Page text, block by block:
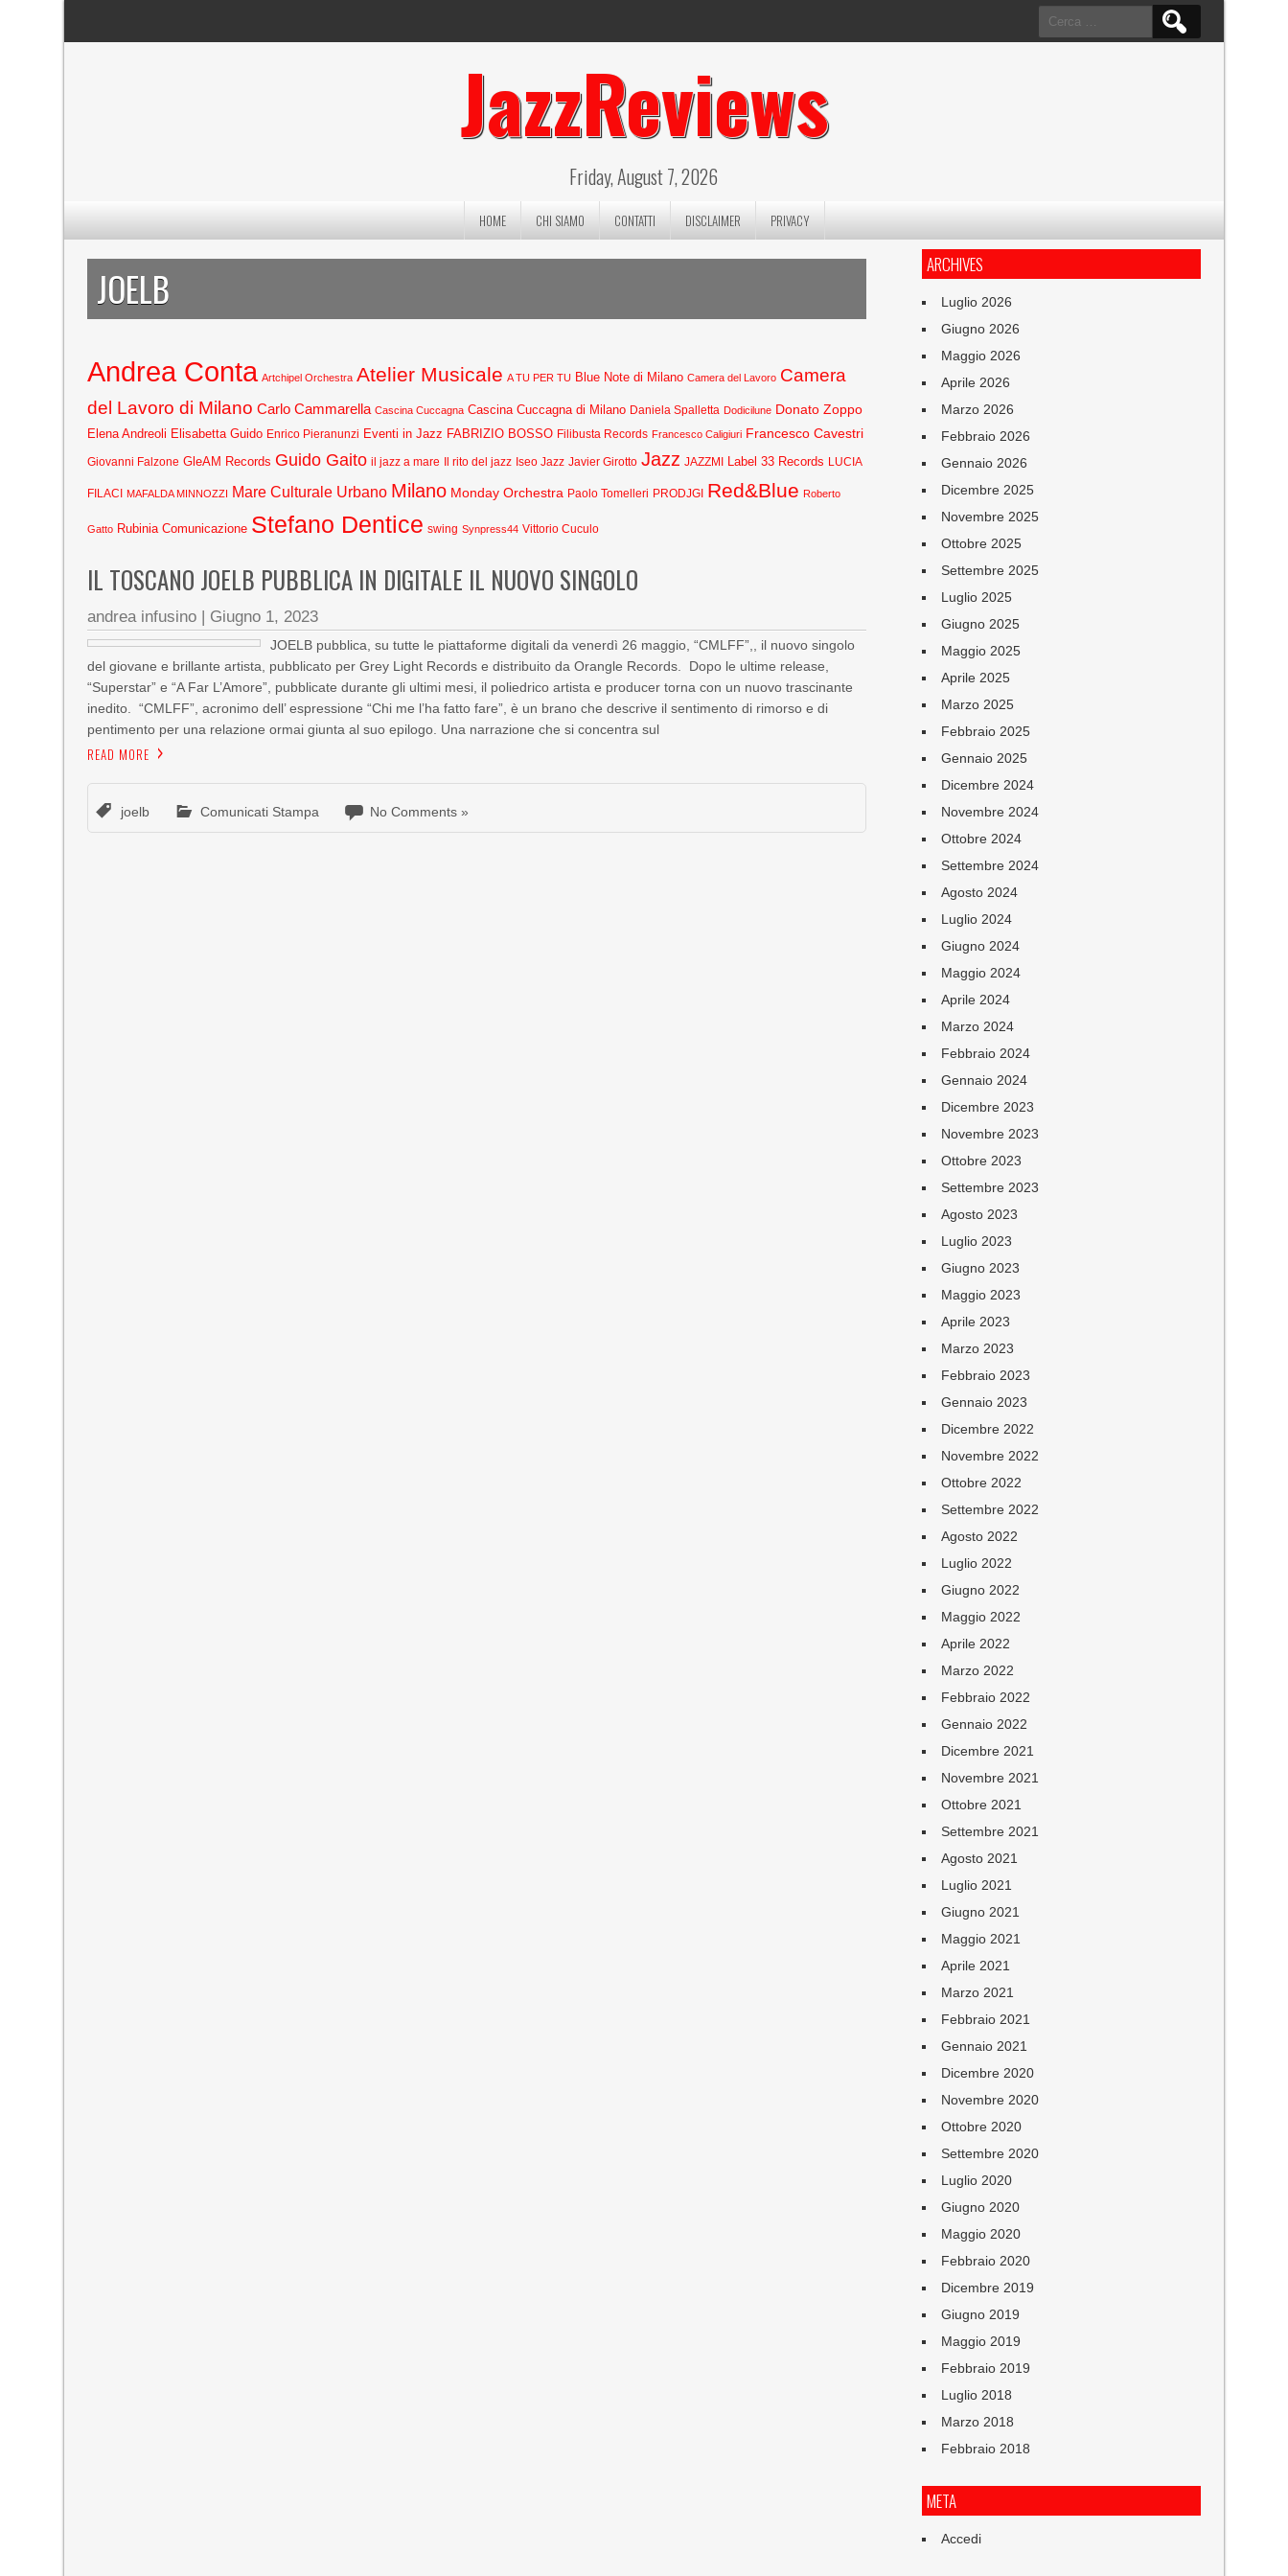
Ricerca
per:
JazzReviews
Friday, August 7, 2026
HOME CHI SIAMO CONTATTI DISCLAIMER PRIVACY
JOELB
Andrea Conta Artchipel Orchestra Atelier Musicale A TU PER TU Blue Note di Milano Camera del Lavoro Camera
del Lavoro di Milano Carlo Cammarella Cascina Cuccagna Cascina Cuccagna di Milano Daniela Spalletta Dodicilune Donato Zoppo
Elena Andreoli Elisabetta Guido Enrico Pieranunzi Eventi in Jazz FABRIZIO BOSSO Filibusta Records Francesco Caligiuri Francesco Cavestri
Giovanni Falzone GleAM Records Guido Gaito il jazz a mare Il rito del jazz Iseo Jazz Javier Girotto Jazz JAZZMI Label 33 Records LUCIA
FILACI MAFALDA MINNOZZI Mare Culturale Urbano Milano Monday Orchestra Paolo Tomelleri PRODJGI Red&Blue Roberto
Gatto Rubinia Comunicazione Stefano Dentice swing Synpress44 Vittorio Cuculo
IL TOSCANO JOELB PUBBLICA IN DIGITALE IL NUOVO SINGOLO
andrea infusino | Giugno 1, 2023
JOELB pubblica, su tutte le piattaforme digitali da venerdì 26 maggio, “CMLFF”,, il nuovo singolo
del giovane e brillante artista, pubblicato per Grey Light Records e distribuito da Orangle Records. Dopo le ultime release,
“Superstar” e “A Far L’Amore”, pubblicate durante gli ultimi mesi, il poliedrico artista e producer torna con un nuovo trascinante
inedito. “CMLFF”, acronimo dell’ espressione “Chi me l’ha fatto fare”, è un brano che descrive il sentimento di rimorso e di
pentimento per una relazione ormai giunta al suo epilogo. Una narrazione che si concentra sul
READ MORE
joelb Comunicati Stampa No Comments »
ARCHIVES
Luglio 2026
Giugno 2026
Maggio 2026
Aprile 2026
Marzo 2026
Febbraio 2026
Gennaio 2026
Dicembre 2025
Novembre 2025
Ottobre 2025
Settembre 2025
Luglio 2025
Giugno 2025
Maggio 2025
Aprile 2025
Marzo 2025
Febbraio 2025
Gennaio 2025
Dicembre 2024
Novembre 2024
Ottobre 2024
Settembre 2024
Agosto 2024
Luglio 2024
Giugno 2024
Maggio 2024
Aprile 2024
Marzo 2024
Febbraio 2024
Gennaio 2024
Dicembre 2023
Novembre 2023
Ottobre 2023
Settembre 2023
Agosto 2023
Luglio 2023
Giugno 2023
Maggio 2023
Aprile 2023
Marzo 2023
Febbraio 2023
Gennaio 2023
Dicembre 2022
Novembre 2022
Ottobre 2022
Settembre 2022
Agosto 2022
Luglio 2022
Giugno 2022
Maggio 2022
Aprile 2022
Marzo 2022
Febbraio 2022
Gennaio 2022
Dicembre 2021
Novembre 2021
Ottobre 2021
Settembre 2021
Agosto 2021
Luglio 2021
Giugno 2021
Maggio 2021
Aprile 2021
Marzo 2021
Febbraio 2021
Gennaio 2021
Dicembre 2020
Novembre 2020
Ottobre 2020
Settembre 2020
Luglio 2020
Giugno 2020
Maggio 2020
Febbraio 2020
Dicembre 2019
Giugno 2019
Maggio 2019
Febbraio 2019
Luglio 2018
Marzo 2018
Febbraio 2018
META
Accedi